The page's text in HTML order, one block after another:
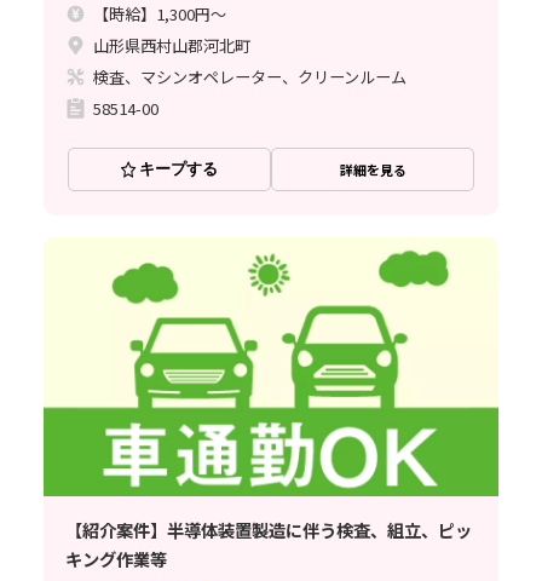
【時給】1,300円～
山形県西村山郡河北町
検査、マシンオペレーター、クリーンルーム
58514-00
キープする 詳細を見る
【紹介案件】半導体装置製造に伴う検査、組立、ピッ
キング作業等